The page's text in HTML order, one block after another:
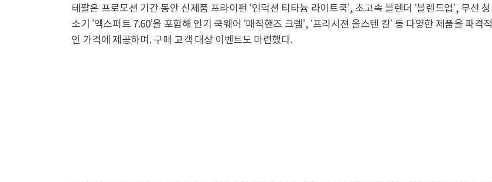
테팔은 프로모션 기간 동안 신제품 프라이팬 ‘인덕션 티타늄 라이트쿡’, 초고속 블렌더 ‘블렌드업’, 무선 청
소기 ‘엑스퍼트 7.60’을 포함해 인기 쿡웨어 ‘매직핸즈 크렘’, ‘프리시젼 올스텐 칼’ 등 다양한 제품을 파격적
인 가격에 제공하며. 구매 고객 대상 이벤트도 마련했다.